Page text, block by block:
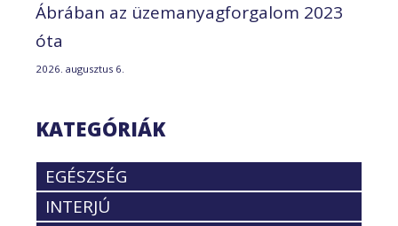
Ábrában az üzemanyagforgalom 2023
óta
2026. augusztus 6.
KATEGÓRIÁK
EGÉSZSÉG
INTERJÚ